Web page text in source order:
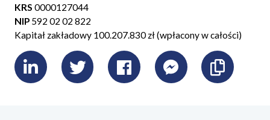
KRS 0000127044
NIP592 02 02 822
Kapitał zakładowy 100.207.830 zł (wpłacony w całości)
LinkedInTwitterFacebookMessenger